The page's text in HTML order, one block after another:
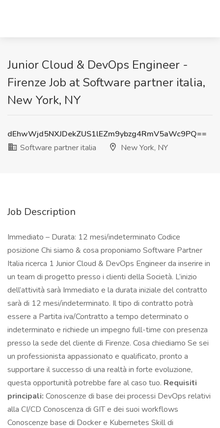
Junior Cloud & DevOps Engineer -
Firenze Job at Software partner italia,
New York, NY
dEhwWjd5NXJDekZUS1lEZm9ybzg4RmV5aWc9PQ==
Software partner italia
New York, NY
Job Description
Immediato – Durata: 12 mesi/indeterminato Codice
posizione Chi siamo & cosa proponiamo Software Partner
Italia ricerca 1 Junior Cloud & DevOps Engineer da inserire in
un team di progetto presso i clienti della Società. L’inizio
dell’attività sarà Immediato e la durata iniziale del contratto
sarà di 12 mesi/indeterminato. Il tipo di contratto potrà
essere a Partita iva/Contratto a tempo determinato o
indeterminato e richiede un impegno full-time con presenza
presso la sede del cliente di Firenze. Cosa chiediamo Se sei
un professionista appassionato e qualificato, pronto a
supportare il successo di una realtà in forte evoluzione,
questa opportunità potrebbe fare al caso tuo. Requisiti
principali: Conoscenze di base dei processi DevOps relativi
alla CI/CD Conoscenza di GIT e dei suoi workflows
Conoscenze base di Docker e Kubernetes Skill di